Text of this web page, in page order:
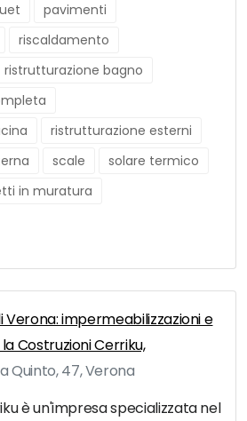
pavimenti
riscaldamento
ristrutturazione bagno
ristrutturazione esterni
scale
solare termico
in muratura
Verona: impermeabilizzazioni e
Costruzioni Cerriku,
Quinto, 47, Verona
è un'impresa specializzata nel